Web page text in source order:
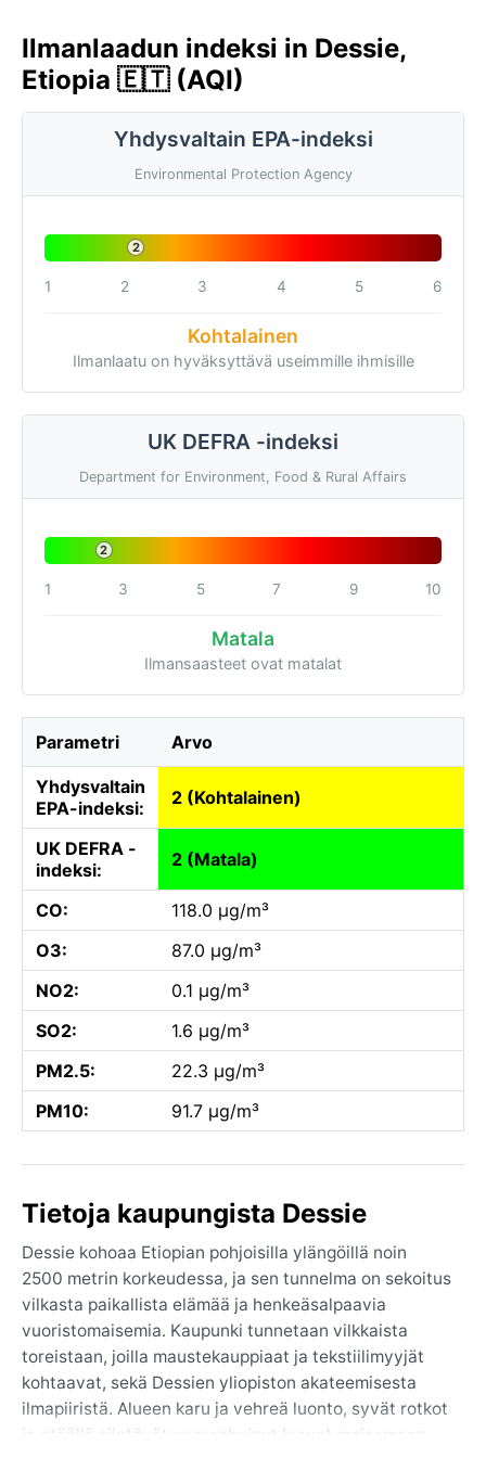
Ilmanlaadun indeksi in Dessie,
Etiopia 🇪🇹 (AQI)
Yhdysvaltain EPA-indeksi
Environmental Protection Agency
2
1 2 3 4 5 6
Kohtalainen
Ilmanlaatu on hyväksyttävä useimmille ihmisille
UK DEFRA -indeksi
Department for Environment, Food & Rural Affairs
2
1 3 5 7 9 10
Matala
Ilmansaasteet ovat matalat
Parametri Arvo
Yhdysvaltain
EPA-indeksi:
2 (Kohtalainen)
UK DEFRA -
indeksi:
2 (Matala)
CO:
118.0 µg/m³
O3:
87.0 µg/m³
NO2:
0.1 µg/m³
SO2:
1.6 µg/m³
PM2.5:
22.3 µg/m³
PM10:
91.7 µg/m³
Tietoja kaupungista Dessie
Dessie kohoaa Etiopian pohjoisilla ylängöillä noin
2500 metrin korkeudessa, ja sen tunnelma on sekoitus
vilkasta paikallista elämää ja henkeäsalpaavia
vuoristomaisemia. Kaupunki tunnetaan vilkkaista
toreistaan, joilla maustekauppiaat ja tekstiilimyyjät
kohtaavat, sekä Dessien yliopiston akateemisesta
ilmapiiristä. Alueen karu ja vehreä luonto, syvät rotkot
ja etäällä siintävät vuorenhuiput luovat maisemaan